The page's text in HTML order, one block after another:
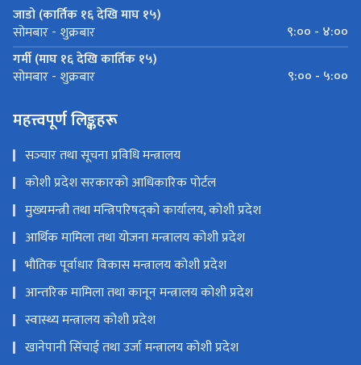
जाडो (कार्तिक १६ देखि माघ १५)
सोमबार - शुक्रबार
९:०० - ४:००
गर्मी (माघ १६ देखि कार्तिक १५)
सोमबार - शुक्रबार ९:०० - ५:००
महत्त्वपूर्ण लिङ्कहरू
सञ्‍चार तथा सूचना प्रविधि मन्त्रालय
कोशी प्रदेश सरकारको आधिकारिक पोर्टल
मुख्यमन्त्री तथा मन्त्रिपरिषद्को कार्यालय, कोशी प्रदेश
आर्थिक मामिला तथा योजना मन्त्रालय कोशी प्रदेश
भौतिक पूर्वाधार विकास मन्त्रालय कोशी प्रदेश
आन्तरिक मामिला तथा कानून मन्त्रालय कोशी प्रदेश
स्वास्थ्य मन्त्रालय कोशी प्रदेश
खानेपानी सिंचाई तथा उर्जा मन्त्रालय कोशी प्रदेश